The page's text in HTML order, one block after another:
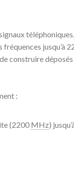
téléphoniques,
jusqu’à
construire déposés
:
(2200 MHz)